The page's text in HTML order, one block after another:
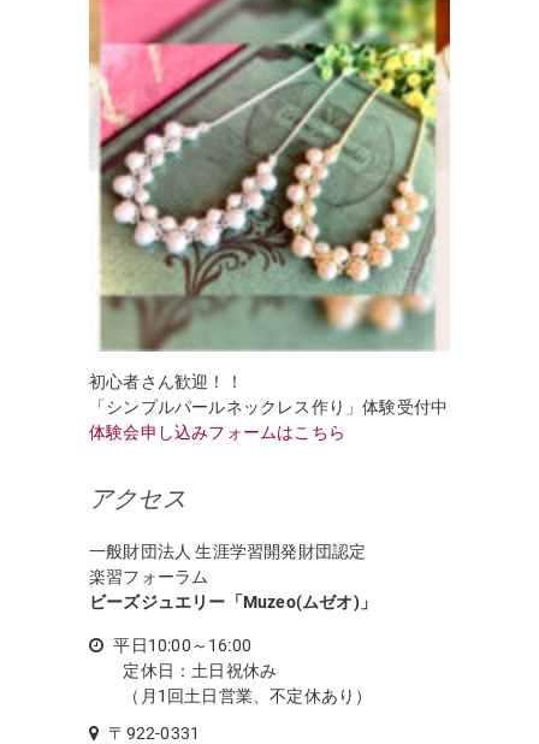
初心者さん歓迎！！
「シンプルパールネックレス作り」体験受付中
体験会申し込みフォームはこちら
アクセス
一般財団法人 生涯学習開発財団認定
楽習フォーラム
ビーズジュエリー「Muzeo(ムゼオ)」
平日10:00～16:00
定休日：土日祝休み
（月1回土日営業、不定休あり）
〒922-0331